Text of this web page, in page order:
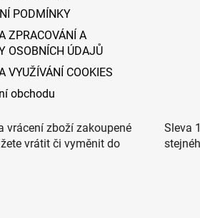
PODMÍNKY
ZPRACOVÁNÍ A
OSOBNÍCH ÚDAJŮ
VYUŽÍVÁNÍ COOKIES
obchodu
vrácení zboží zakoupené
vrátit či vyměnit do
Sleva